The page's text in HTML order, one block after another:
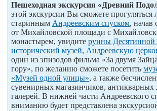
Пешеходная экскурсия «Древний
этой экскурсии Вы сможете прогуляться
старинным Андреевским спуском, начав
от Михайловской площади с
монастырем, увидите руины Десятинной
исторический музей, Андреевскую
один из эпизодов фильма «За двумя
гору», по желанию сможете посетить
«Музей одной улицы», а также
сувенирных магазинчиков, антикварных
галерей. В нижней части Андреевского
вниманию будет представлена